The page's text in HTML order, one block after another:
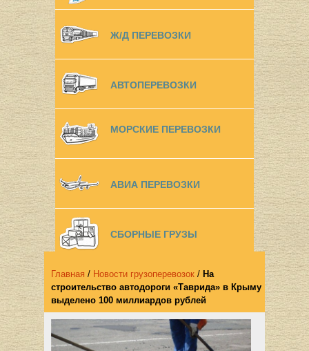
Ж/Д ПЕРЕВОЗКИ
АВТОПЕРЕВОЗКИ
МОРСКИЕ ПЕРЕВОЗКИ
АВИА ПЕРЕВОЗКИ
СБОРНЫЕ ГРУЗЫ
Главная / Новости грузоперевозок / На
строительство автодороги «Таврида» в Крыму
выделено 100 миллиардов рублей